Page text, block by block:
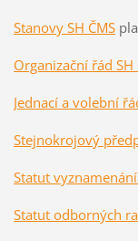
Stanovy SH ČMS
Organizační řád SH
Jednací a volební
Stejnokrojový
Statut vyznamenání
Statut odborných